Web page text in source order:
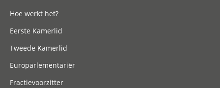
Hoe werkt het?
Eerste Kamerlid
Tweede Kamerlid
Europarlementariër
Fractievoorzitter